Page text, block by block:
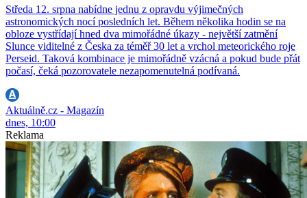
Středa 12. srpna nabídne jednu z opravdu výjimečných
astronomických nocí posledních let. Během několika hodin se na
obloze vystřídají hned dva mimořádné úkazy - největší zatmění
Slunce viditelné z Česka za téměř 30 let a vrchol meteorického roje
Perseid. Taková kombinace je mimořádně vzácná a pokud bude přát
počasí, čeká pozorovatele nezapomenutelná podívaná.
Aktuálně.cz - Magazín
dnes, 10:00
Reklama